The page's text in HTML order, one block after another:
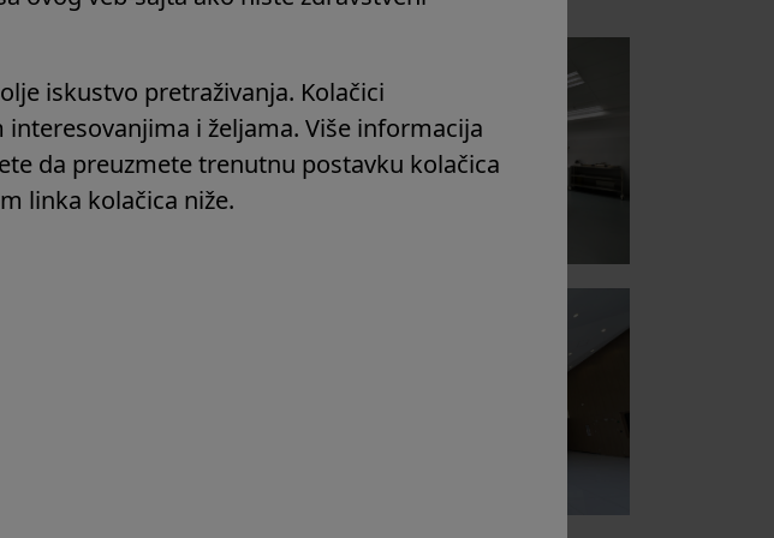
iskustvo pretraživanja. Kolačici
i željama. Više informacija
da preuzmete trenutnu postavku kolačica
linka kolačica niže.